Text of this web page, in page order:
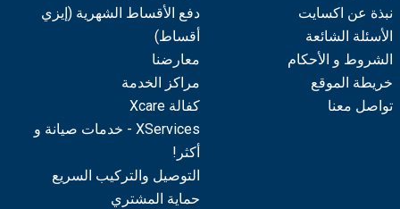
نبذة عن اكسايت
الأسئلة الشائعة
الشروط و الأحكام
خريطة الموقع
تواصل معنا
دفع الأقساط الشهرية (إيزي
أقساط)
معارضنا
مراكز الخدمة
كفالة Xcare
XServices - خدمات صيانة و
أكثر!
التوصيل والتركيب السريع
حماية المشتري